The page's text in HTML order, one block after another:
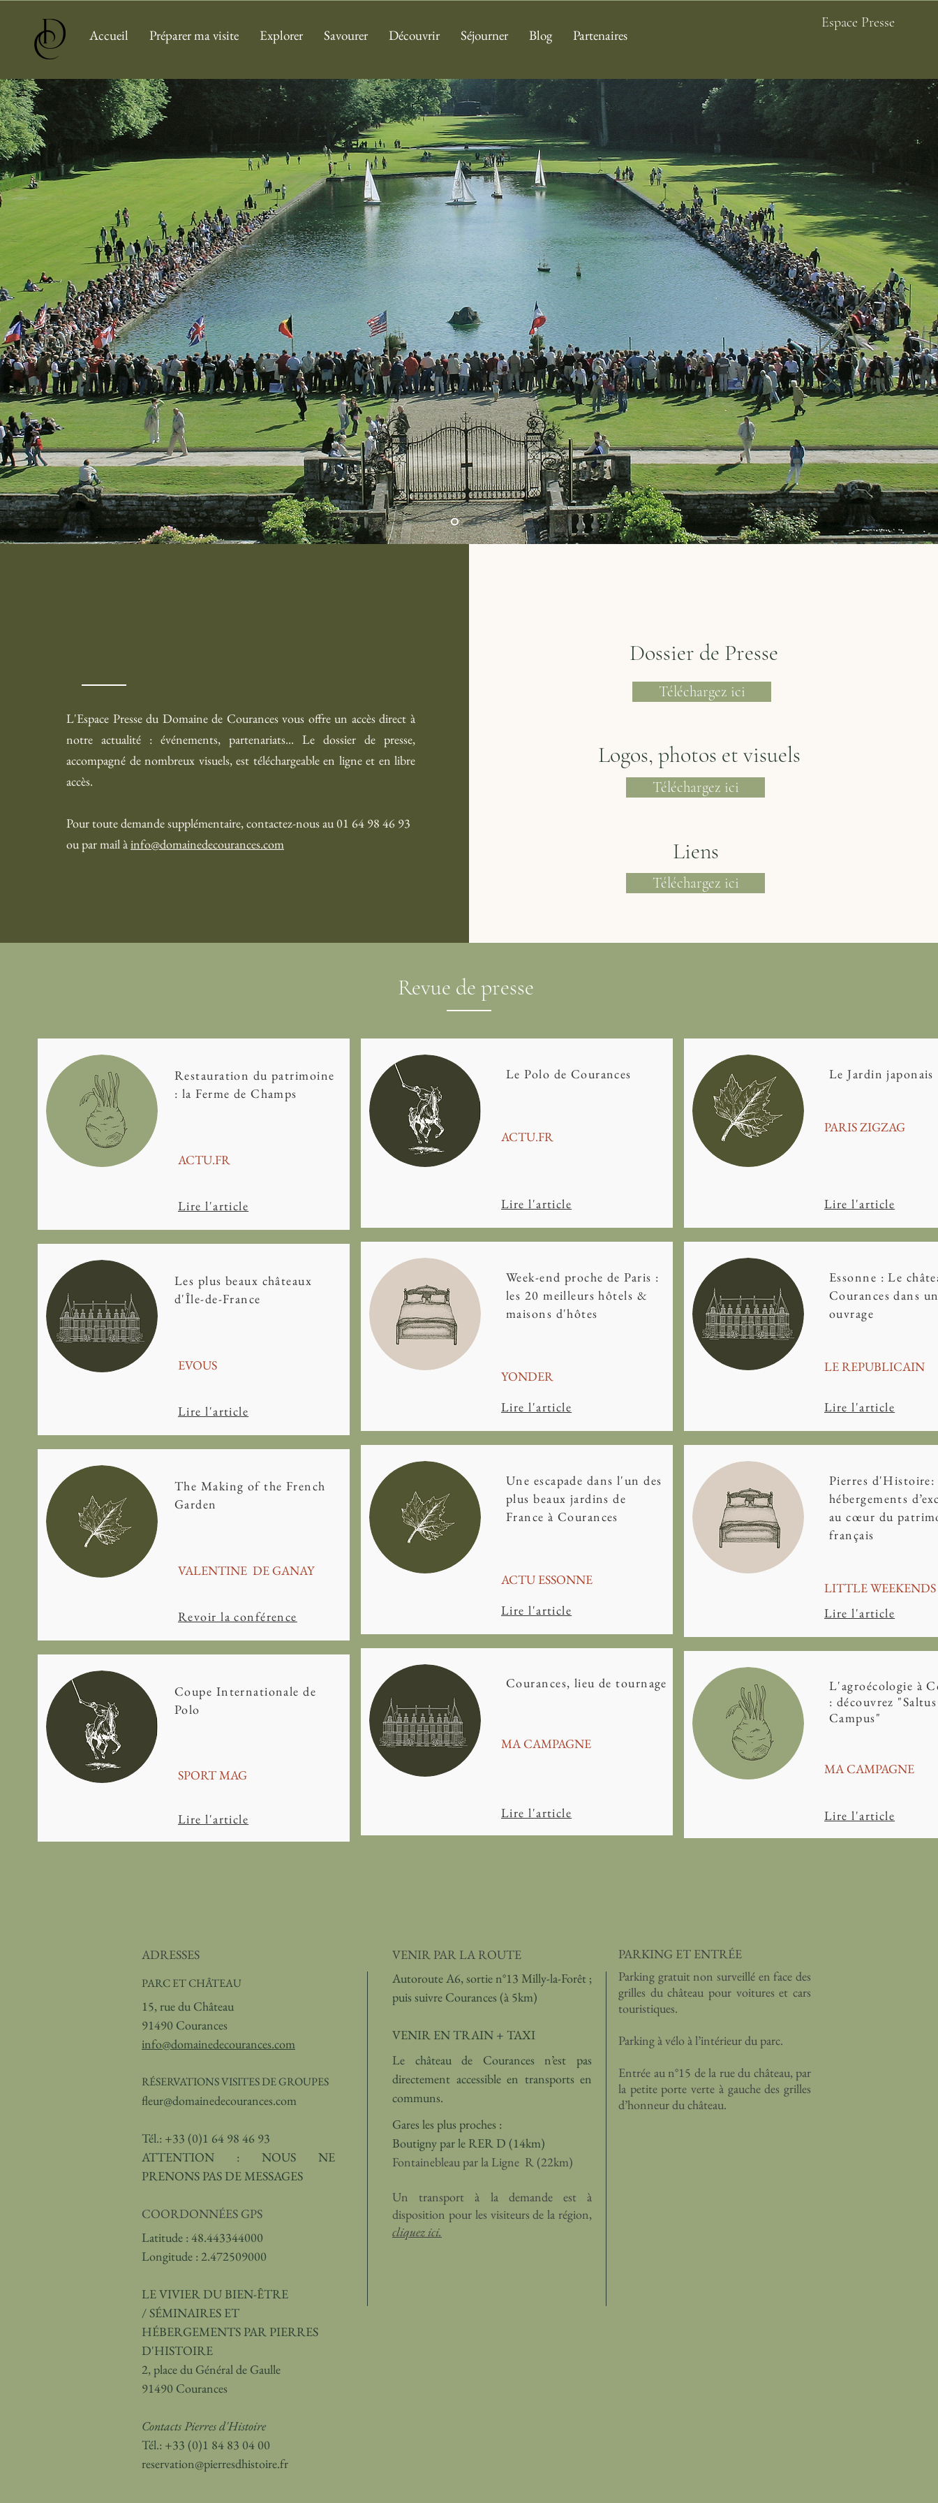
Espace Presse
Accueil Préparer ma visite Explorer Savourer Découvrir Séjourner Blog Partenaires
L'Espace Presse du Domaine de Courances vous offre un accès direct à
notre actualité : événements, partenariats... Le dossier de presse,
accompagné de nombreux visuels, est téléchargeable en ligne et en libre
accès.
Pour toute demandesupplémentaire, contactez-nous au 01 64 98 46 93
ou par mail àinfo@domainedecourances.com
Dossier de Presse
Téléchargez ici
Logos, photos et visuels
Téléchargez ici
Liens
Téléchargez ici
Revue de presse
Le Jardin japonais
PARIS ZIGZAG
Lire l'article
Essonne : Le
Courances dans
ouvrage
LE REPUBLICAIN
Lire l'article
Pierres d'Histoire:
hébergements
au cœur du
français
LITTLE WEEKENDS
Lire l'article
L'agroécologie à
: découvrez "Saltus
Campus"
MA CAMPAGNE
Lire l'article
Le Polo de Courances
ACTU.FR
Lire l'article
Week-end proche de Paris :
les 20 meilleurs hôtels &
maisons d'hôtes
YONDER
Lire l'article
Une escapade dans l'un des
plus beaux jardins de
France à Courances
ACTU ESSONNE
Lire l'article
Courances, lieu de tournage
MA CAMPAGNE
Lire l'article
Restauration du patrimoine
: la Ferme de Champs
ACTU.FR
Lire l'article
Les plus beaux châteaux
d'Île-de-France
EVOUS
Lire l'article
The Making of the French
Garden
VALENTINE DE GANAY
Revoir la conférence
Coupe Internationale de
Polo
SPORT MAG
Lire l'article
PARKING ET ENTRÉE
Parking gratuit non surveillé en face des
grilles du château pour voitures et cars
touristiques.
Parking à vélo à l’intérieur du parc.
Entrée au n°15 de la rue du château, par
la petite porte verte à gauche des grilles
d’honneur du château.
VENIR PAR LA ROUTE
Autoroute A6, sortie n°13 Milly-la-Forêt ;
puis suivre Courances (à 5km)
VENIR EN TRAIN + TAXI
Le château de Courances n’est pas
directement accessible en transports en
communs.
Gares les plus proches :
Boutigny par le RER D (14km)
Fontainebleau par la Ligne R(22km)
Un transport à la demande est à
disposition pour les visiteurs de la région,
cliquez ici.
ADRESSES
PARC ET CHÂTEAU
15, rue du Château
91490 Courances
info@domainedecourances.com
RÉSERVATIONS VISITES DE GROUPES
fleur@domainedecourances.com
Tél.: +33 (0)1 64 98 46 93
ATTENTION : NOUS NE
PRENONS PAS DE MESSAGES
COORDONNÉES GPS
Latitude : 48.443344000
Longitude : 2.472509000
LE VIVIER DU BIEN-ÊTRE
/SÉMINAIRES ET
HÉBERGEMENTS PAR PIERRES
D'HISTOIRE
2, place du Général de Gaulle
91490 Courances
Contacts Pierres d'Histoire
Tél.: +33 (0)1 84 83 04 00
reservation@pierresdhistoire.fr